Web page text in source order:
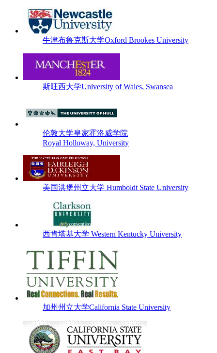
牛津布鲁克斯大学Oxford Brookes University
斯旺西大学University of Wales, Swansea
伦敦大学皇家霍洛威学院
Royal Holloway, University
美国洪堡州立大学 Humboldt State University
西肯塔基大学 Western Kentucky University
加州州立大学California State University